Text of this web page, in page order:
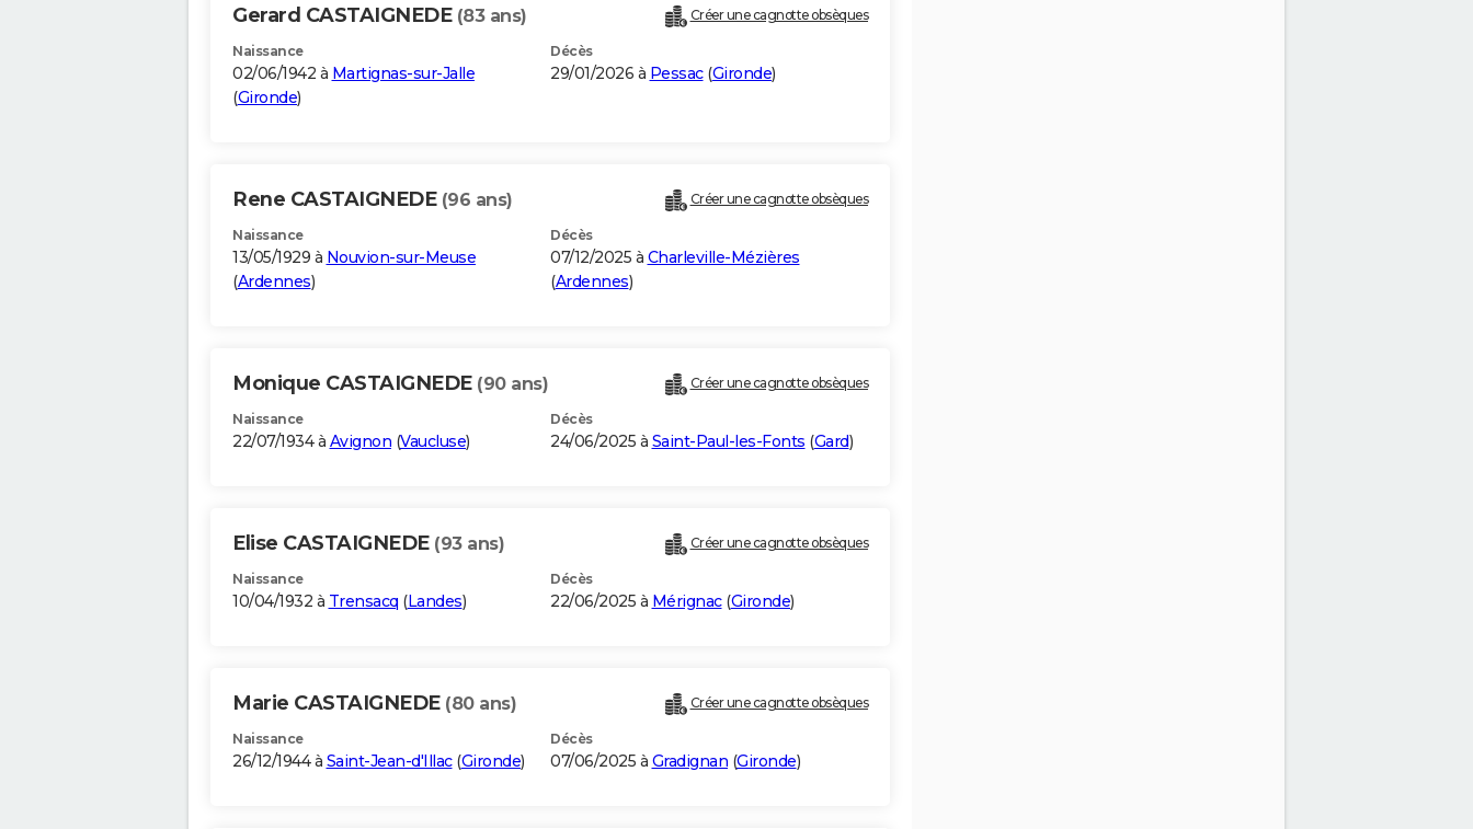
Gerard CASTAIGNEDE (83 ans) Créer une cagnotte obsèques
Naissance
02/06/1942 à Martignas-sur-Jalle
(Gironde)
Décès
29/01/2026 à Pessac(Gironde)
Rene CASTAIGNEDE (96 ans) Créer une cagnotte obsèques
Naissance
13/05/1929 à Nouvion-sur-Meuse
(Ardennes)
Décès
07/12/2025 à Charleville-Mézières
(Ardennes)
Monique CASTAIGNEDE (90 ans) Créer une cagnotte obsèques
Naissance
22/07/1934 à Avignon (Vaucluse)
Décès
24/06/2025 à Saint-Paul-les-Fonts (Gard)
Elise CASTAIGNEDE (93 ans) Créer une cagnotte obsèques
Naissance
10/04/1932 à Trensacq (Landes)
Décès
22/06/2025 à Mérignac(Gironde)
Marie CASTAIGNEDE (80 ans) Créer une cagnotte obsèques
Naissance
26/12/1944 à Saint-Jean-d'Illac(Gironde)
Décès
07/06/2025 à Gradignan (Gironde)